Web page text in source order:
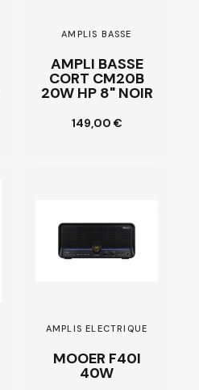
AMPLIS BASSE
AMPLI BASSE
CORT CM20B
20W HP 8" NOIR
149,00 €
Ajouter au
panier
AMPLIS ELECTRIQUE
MOOER F40I
40W